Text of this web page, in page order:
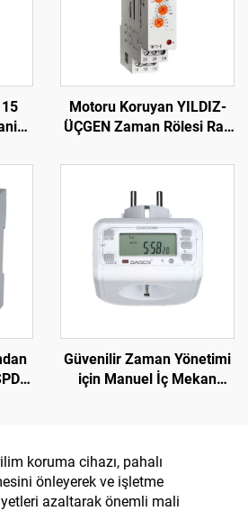
Motoru Koruyan YILDIZ-
ÜÇGEN Zaman Rölesi Ray
Üçgen Gecikmeli
Başlangıç
Güvenilir Zaman Yönetimi
için Manuel İç Mekan
koruma cihazı, pahalı
önleyerek ve işletme
azaltarak önemli mali